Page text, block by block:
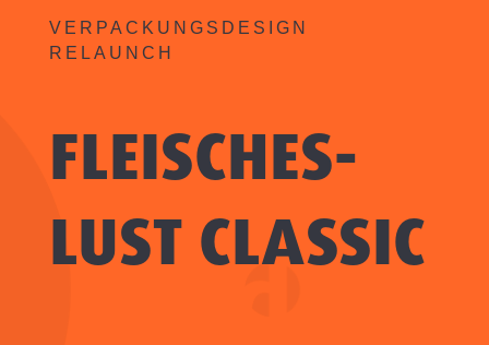
VERPACKUNGSDESIGN
RELAUNCH
FLEISCH­ES­
LUST CLASSIC